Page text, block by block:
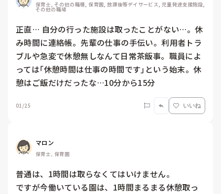
保育士, その他の職種, 保育園, 放課後等デイサービス, 児童発達支援施設,
その他の職場
正直… 自分の行った施設は取ったことがない…。休
み時間に連絡帳。先輩の仕事の手伝い。利用者トラ
ブルや急変で休憩無しなんて日常茶飯事。職員によ
っては｢休憩時間は仕事の時間です｣という始末。休
憩はご飯だけだったな…10分から15分
01/25 いいね
マロン
保育士, 保育園
普通は、1時間は取らなくてはいけません。
ですが今働いている園は、1時間まるまる休憩取っ